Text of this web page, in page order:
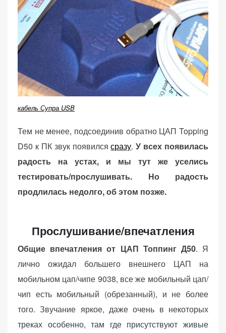
кабель Супра USB
Тем не менее, подсоединив обратно ЦАП Topping
D50 к ПК звук появилсясразу.У всех появилась
радость на устах, и мы тут же уселись
тестировать/прослушивать. Но радость
продлилась недолго, об этом позже.
Прослушивание/впечатления
Общие впечатления от ЦАП Топпинг Д50. Я
лично ожидал большего внешнего ЦАП на
мобильном цап/чипе 9038, все же мобильный цап/
чип есть мобильный (обрезанный), и не более
того. Звучание яркое, даже очень в некоторых
треках особенно, там где присутствуют живые